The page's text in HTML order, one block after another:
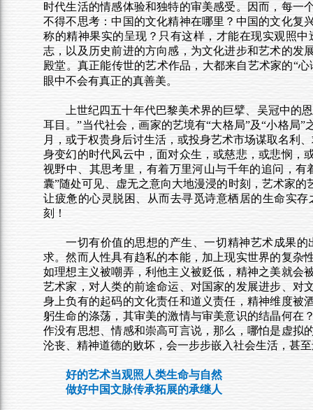
时代生活的情感体验和独特的审美感受。因而，每一
不得不思考：中国的文化精神在哪里？中国的文化复
称的精神果实的呈现？只有这样，才能在现实观照
志，以及历史前进的方向感，为文化进步和艺术的发
殿堂。真正能传世的艺术作品，大都来自艺术家的“心
眼中不会有真正的真善美。
上世纪四五十年代巴黎美术界的巨擘、吴冠中的
耳目。”当代社会，画家的艺境有“大格局”及“小格局
月，或于权贵身后讨生活，或投身艺术市场谋取名利
身变幻的时代风云中，面对众生，或慈悲，或悲悯，
视野中、其思考里，有着万里河山与千年的追问，
囊”随处可见、虚无之意向大地漫浸的时刻，艺术家
让疲惫的心灵脱困、从而去寻觅诗意栖居的生命实
刻！
一切有价值的思想的产生、一切精神艺术成果
求。然而人性具有趋私的本能，加上现实世界的复杂
如理想主义被嘲弄，利他主义被贬低，精神之美就会
艺术家，对人类的前途命运、对国家的发展进步、对
身上负有的起码的文化责任和道义责任，精神维度被
躬生命的涤荡，其审美的激情与审美意识的结晶何在
作没有思想、情感和崇高可言说，那么，哪怕是虚拟
沦丧、精神道德的败坏，会一步步嵌入社会生活，甚
好的艺术当观照人类生命与自然
做好中国文脉传承拓展的承继人